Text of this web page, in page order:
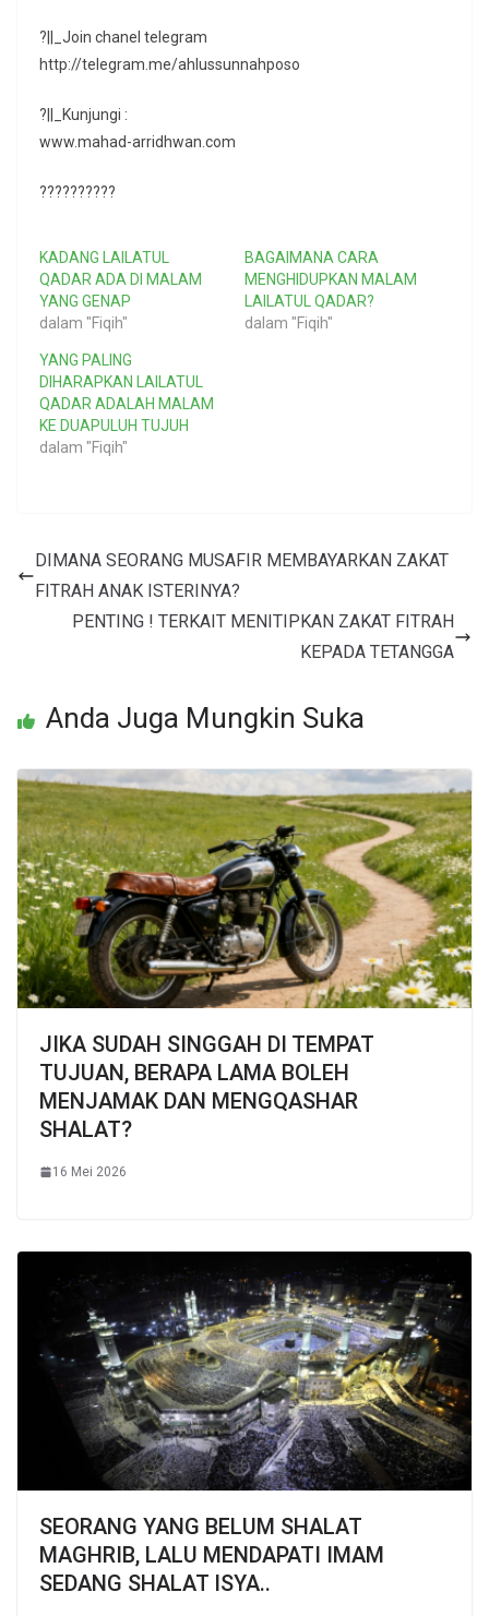
?||_Join chanel telegram
http://telegram.me/ahlussunnahposo
?||_Kunjungi :
www.mahad-arridhwan.com
??????????
KADANG LAILATUL
QADAR ADA DI MALAM
YANG GENAP
dalam "Fiqih"
BAGAIMANA CARA
MENGHIDUPKAN MALAM
LAILATUL QADAR?
dalam "Fiqih"
YANG PALING
DIHARAPKAN LAILATUL
QADAR ADALAH MALAM
KE DUAPULUH TUJUH
dalam "Fiqih"
DIMANA SEORANG MUSAFIR MEMBAYARKAN ZAKAT
FITRAH ANAK ISTERINYA?
PENTING ! TERKAIT MENITIPKAN ZAKAT FITRAH
KEPADA TETANGGA
Anda Juga Mungkin Suka
JIKA SUDAH SINGGAH DI TEMPAT
TUJUAN, BERAPA LAMA BOLEH
MENJAMAK DAN MENGQASHAR
SHALAT?
16 Mei 2026
SEORANG YANG BELUM SHALAT
MAGHRIB, LALU MENDAPATI IMAM
SEDANG SHALAT ISYA..